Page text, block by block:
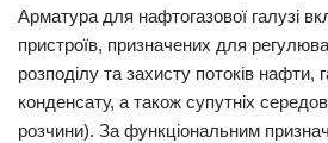
Арматура для нафтогазової галузі
пристроїв, призначених для
розподілу та захисту потоків нафти,
конденсату, а також супутніх
розчини). За функціональним